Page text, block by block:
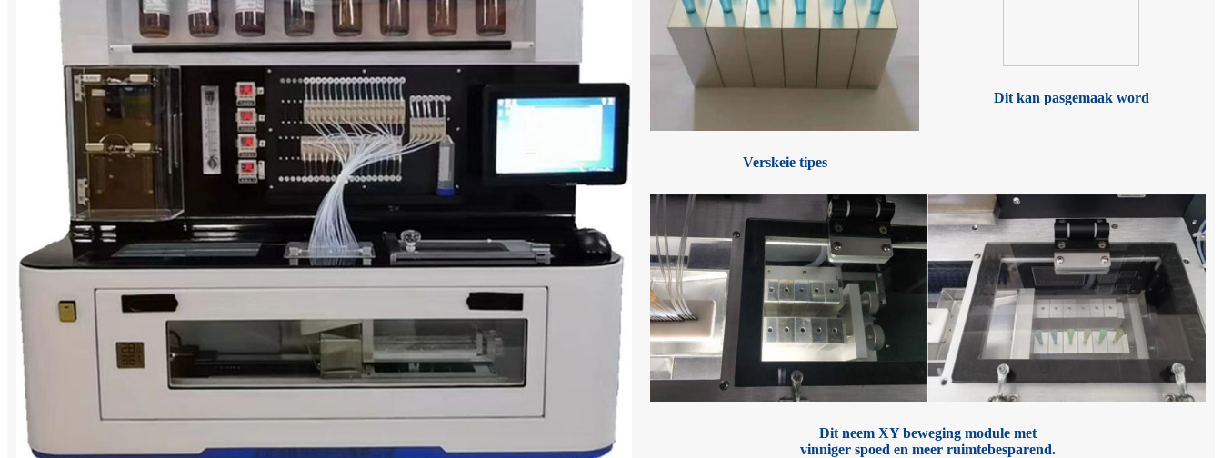
Verskeie tipes
Dit kan pasgemaak word
Dit neem XY beweging module met
vinniger spoed en meer ruimtebesparend.